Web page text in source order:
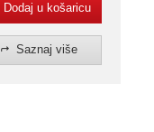
Dodaj u košaricu
Saznaj više